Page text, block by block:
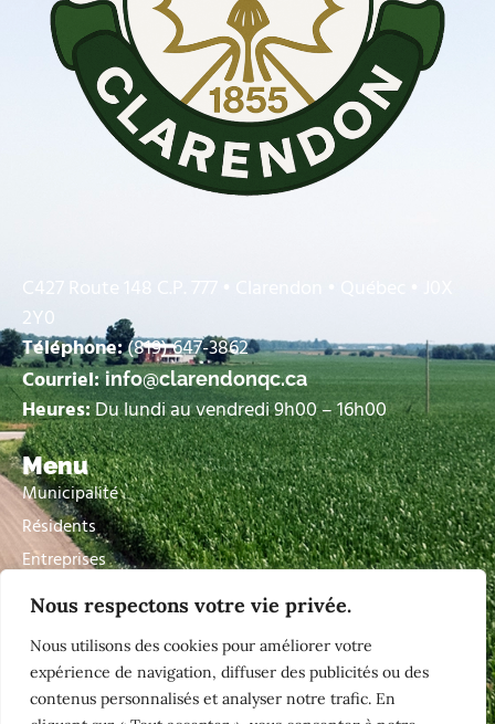
Nous respectons votre vie privée.
Nous utilisons des cookies pour améliorer votre
expérience de navigation, diffuser des publicités ou des
contenus personnalisés et analyser notre trafic. En
C427 Route 148 C.P. 777 • Clarendon • Québec • J0X
2Y0
Téléphone:(819) 647-3862
Courriel:info@clarendonqc.ca
Heures:Du lundi au vendredi 9h00 – 16h00
Menu
Municipalité
Résidents
Entreprises
Visiteurs
Contactez nous
Liens rapide
Alerte citoyenne